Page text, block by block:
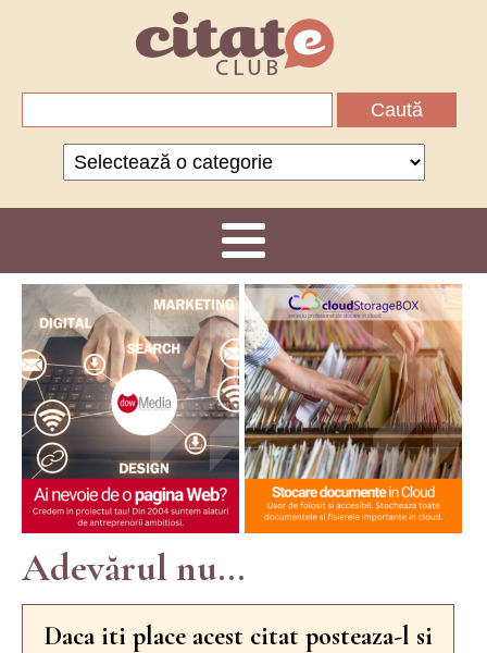
Categorii
Adevărul nu...
Daca iti place acest citat posteaza-l si